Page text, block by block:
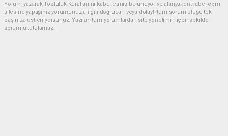
Yorum yazarak Topluluk Kuralları’nı kabul etmiş bulunuyor ve alanyakenthaber.com
sitesine yaptığınız yorumunuzla ilgili doğrudan veya dolaylı tüm sorumluluğu tek
başınıza üstleniyorsunuz. Yazılan tüm yorumlardan site yönetimi hiçbir şekilde
sorumlu tutulamaz.